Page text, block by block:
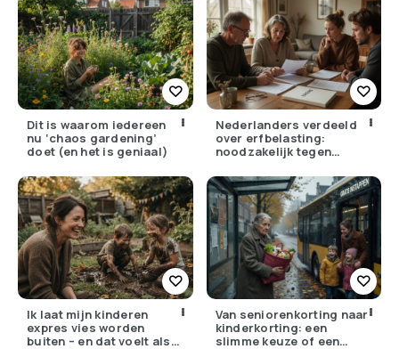
Dit is waarom iedereen
nu ‘chaos gardening’
doet (en het is geniaal)
Nederlanders verdeeld
over erfbelasting:
noodzakelijk tegen
Ik laat mijn kinderen
expres vies worden
buiten – en dat voelt als
Van seniorenkorting naar
kinderkorting: een
slimme keuze of een